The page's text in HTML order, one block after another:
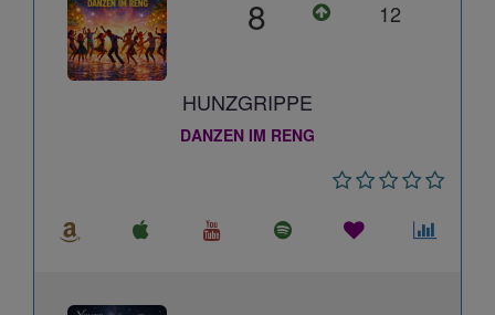
8 12
HUNZGRIPPE
DANZEN IM RENG